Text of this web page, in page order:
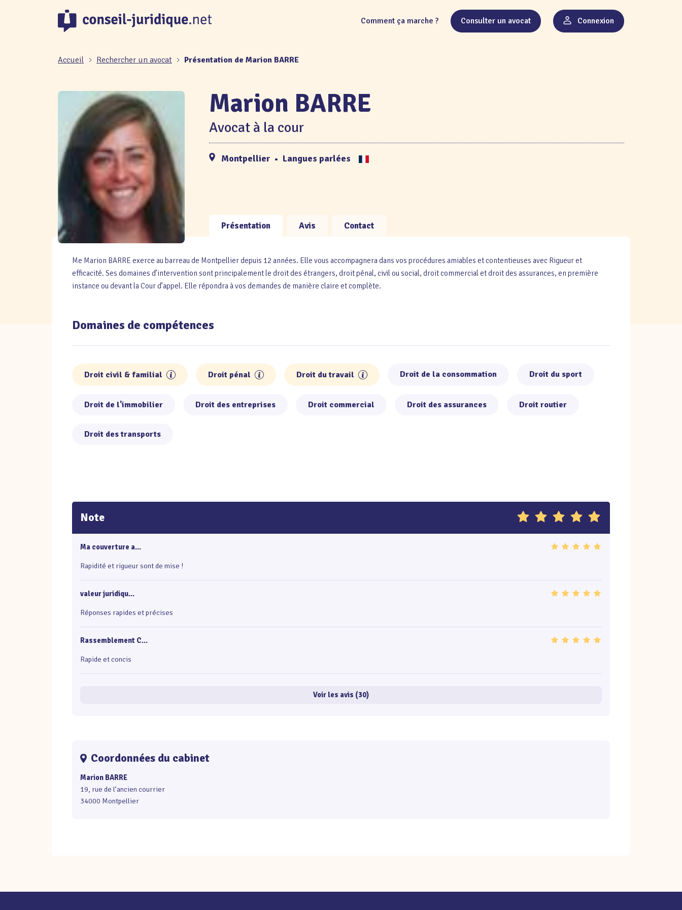
Comment ça marche ? Consulter un avocat Connexion
Accueil Rechercher un avocat Présentation de Marion BARRE
Marion BARRE
Avocat à la cour
Montpellier • Langues parlées
Présentation Avis Contact
Me Marion BARRE exerce au barreau de Montpellier depuis 12 années. Elle vous accompagnera dans vos procédures amiables et contentieuses avec Rigueur et
efficacité. Ses domaines d’intervention sont principalement le droit des étrangers, droit pénal, civil ou social, droit commercial et droit des assurances, en première
instance ou devant la Cour d’appel. Elle répondra à vos demandes de manière claire et complète.
Domaines de compétences
Droit civil & familial Droit pénal Droit du travail Droit de la consommation Droit du sport
Droit de l'immobilier Droit des entreprises Droit commercial Droit des assurances Droit routier
Droit des transports
Note
Ma couverture a...
Rapidité et rigueur sont de mise !
valeur juridiqu...
Réponses rapides et précises
Rassemblement C...
Rapide et concis
Voir les avis (30)
Coordonnées du cabinet
Marion BARRE
19, rue de l’ancien courrier
34000 Montpellier